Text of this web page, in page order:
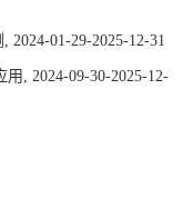
01-29-2025-12-31
, 2024-09-30-2025-12-